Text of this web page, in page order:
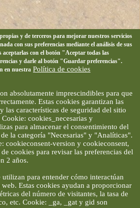
y de terceros para mejorar nuestros servicios
con sus preferencias mediante el análisis de sus
aceptarlas con el botón "Aceptar todas las
y darle al botón "Guardar preferencias".
en nuestra Política de cookies
absolutamente imprescindibles para que
Estas cookies garantizan las
las características de seguridad del sitio
cookies_necesarias y
para almacenar el consentimiento del
la categoría "Necesarias" y "Analíticas".
cookieconsent-version y cookieconsent,
cookies para revisar las preferencias del
2 años.
utilizan para entender cómo interactúan
Estas cookies ayudan a proporcionar
del número de visitantes, la tasa de
etc. Cookie: _ga, _gat y gid son